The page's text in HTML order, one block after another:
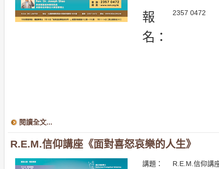
報
名：
2357 0472
閱讀全文...
R.E.M.信仰講座《面對喜怒哀樂的人生》
講題：
R.E.M.信仰講